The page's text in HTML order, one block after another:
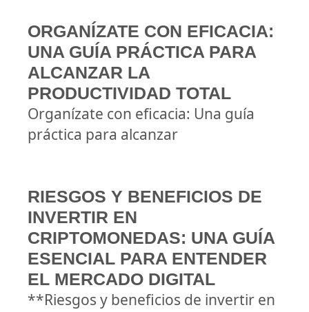
ORGANÍZATE CON EFICACIA:
UNA GUÍA PRÁCTICA PARA
ALCANZAR LA
PRODUCTIVIDAD TOTAL
Organízate con eficacia: Una guía
práctica para alcanzar
RIESGOS Y BENEFICIOS DE
INVERTIR EN
CRIPTOMONEDAS: UNA GUÍA
ESENCIAL PARA ENTENDER
EL MERCADO DIGITAL
**Riesgos y beneficios de invertir en